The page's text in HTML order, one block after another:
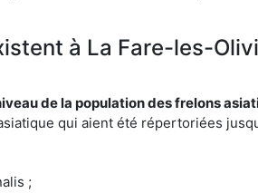
à La Fare-les-
de la population des frelons
qui aient été répertoriées
;